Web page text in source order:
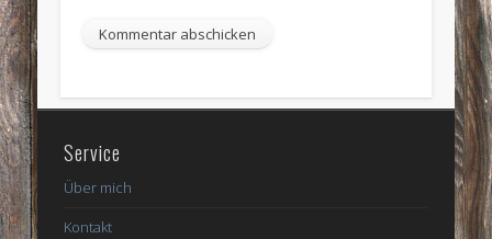
Service
Über mich
Kontakt